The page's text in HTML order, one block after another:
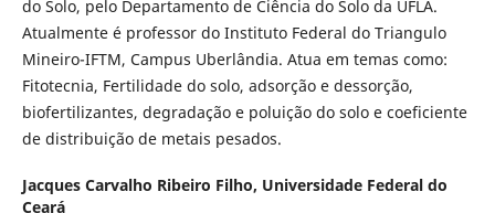
do Solo, pelo Departamento de Ciência do Solo da UFLA.
Atualmente é professor do Instituto Federal do Triangulo
Mineiro-IFTM, Campus Uberlândia. Atua em temas como:
Fitotecnia, Fertilidade do solo, adsorção e dessorção,
biofertilizantes, degradação e poluição do solo e coeficiente
de distribuição de metais pesados.
Jacques Carvalho Ribeiro Filho, Universidade Federal do
Ceará